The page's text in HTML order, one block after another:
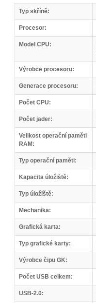
Typ skříně:
Procesor:
Model CPU:
Výrobce procesoru:
Generace procesoru:
Počet CPU:
Počet jader:
Velikost operační paměti
RAM:
Typ operační paměti:
Kapacita úložiště:
Typ úložiště:
Mechanika:
Grafická karta:
Typ grafické karty:
Výrobce čipu GK:
Počet USB celkem:
USB-2.0: